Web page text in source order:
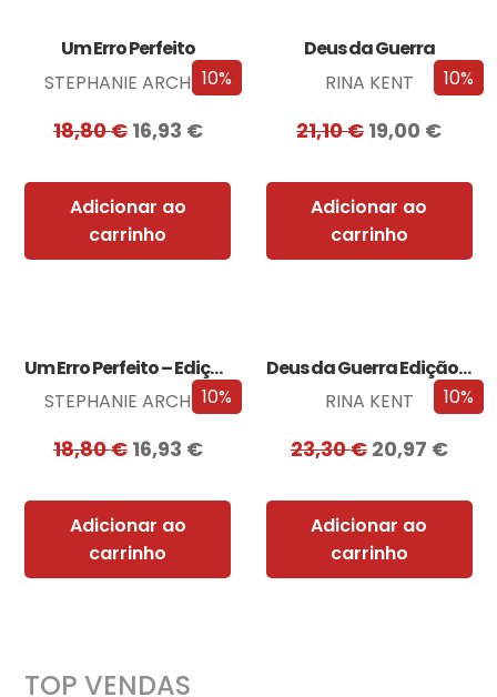
10%
Um Erro Perfeito
STEPHANIE ARCHER
18,80€ 16,93 €
Adicionar ao
carrinho
10%
Deus da Guerra
RINA KENT
21,10€19,00 €
Adicionar ao
carrinho
10%
Um Erro Perfeito – Edição com EDGES
STEPHANIE ARCHER
18,80€ 16,93 €
Adicionar ao
carrinho
10%
Deus da Guerra Edição com EDGES
RINA KENT
23,30€ 20,97 €
Adicionar ao
carrinho
TOP VENDAS